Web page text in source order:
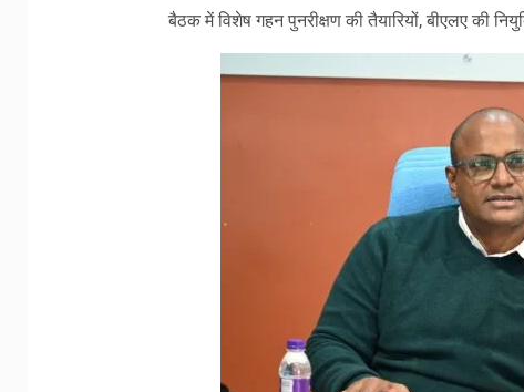
बैठक में विशेष गहन पुनरीक्षण की तैयारियों, बीएलए की